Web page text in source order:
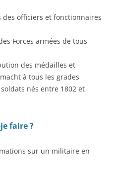
des officiers et fonctionnaires
Forces armées de tous
des médailles et
à tous les grades
nés entre 1802 et
faire ?
sur un militaire en